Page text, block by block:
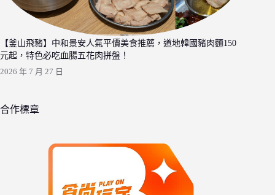
【釜山飛豬】中和景安人氣平價美食推薦，道地韓國豬肉麵150
元起，特色必吃血腸五花肉拼盤！
2026 年 7 月 27 日
合作標章